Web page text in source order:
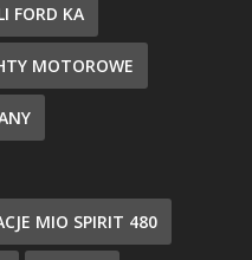
FORD KA
MOTOROWE
MIO SPIRIT 480